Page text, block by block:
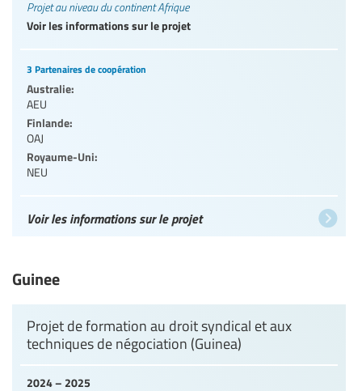
Projet au niveau du continent Afrique
Voir les informations sur le projet
3 Partenaires de coopération
Australie:
AEU
Finlande:
OAJ
Royaume-Uni:
NEU
Voir les informations sur le projet
Guinee
2024 – 2025
Projet de formation au droit syndical et aux
techniques de négociation (Guinea)